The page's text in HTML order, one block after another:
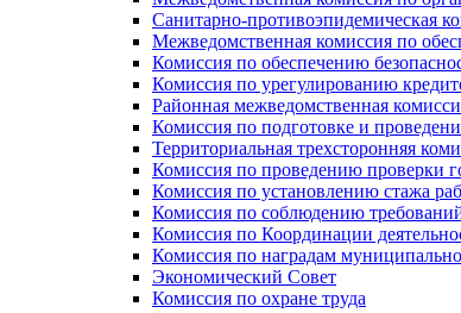
Санитарно-противоэпидемическая
Межведомственная комиссия по
Комиссия по обеспечению
Комиссия по урегулированию
Районная межведомственная
Комиссия по подготовке и
Территориальная трехсторонняя
Комиссия по проведению проверки
Комиссия по установлению стажа
Комиссия по соблюдению
Комиссия по Координации
Комиссия по наградам
Экономический Совет
Комиссия по охране труда